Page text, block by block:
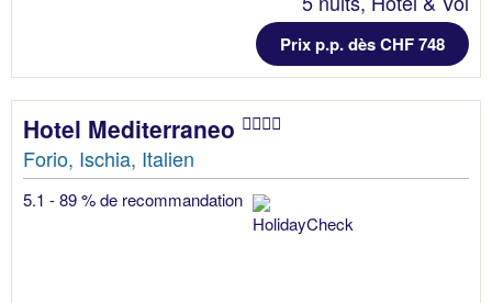
Prix p.p. dès CHF 748
Hotel Mediterraneo
Forio, Ischia, Italien
5.1 - 89 % de recommandation